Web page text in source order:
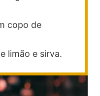
copo de
limão e sirva.